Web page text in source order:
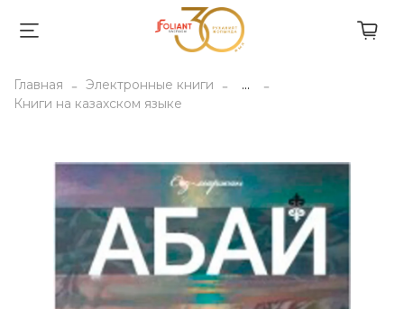
Главная Электронные книги
...
Книги на казахском языке